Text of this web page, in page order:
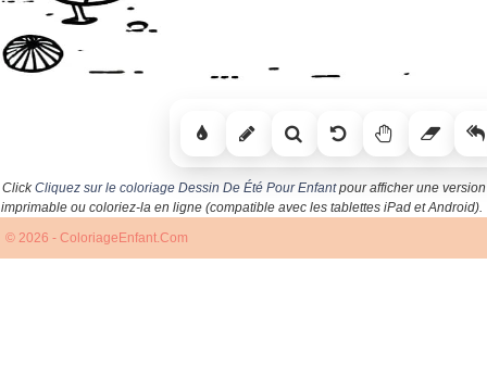
ClickCliquez sur le coloriage Dessin De Été Pour Enfantpour afficher une version
imprimable ou coloriez-la en ligne (compatible avec les tablettes iPad et Android).
© 2026 - ColoriageEnfant.Com